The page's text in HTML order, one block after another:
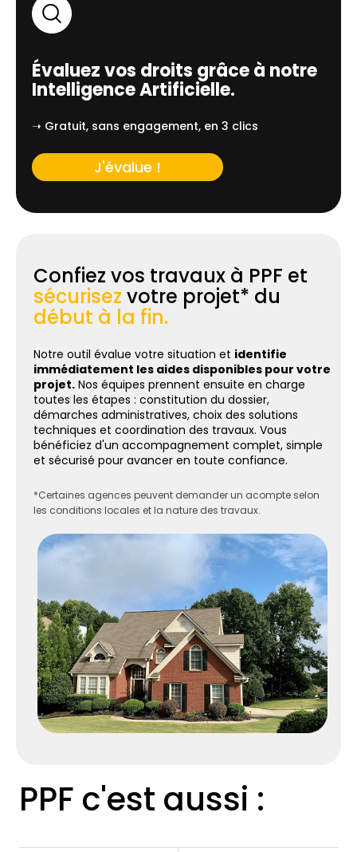
Évaluez vos droits grâce à notre
Intelligence Artificielle.
➝ Gratuit, sans engagement, en 3 clics
J'évalue !
Confiez vos travaux à PPF et
sécurisez votre projet* du
début à la fin.
Notre outil évalue votre situation et identifie
immédiatement les aides disponibles pour votre
projet. Nos équipes prennent ensuite en charge
toutes les étapes : constitution du dossier,
démarches administratives, choix des solutions
techniques et coordination des travaux. Vous
bénéficiez d'un accompagnement complet, simple
et sécurisé pour avancer en toute confiance.
*Certaines agences peuvent demander un acompte selon
les conditions locales et la nature des travaux.
PPF c'est aussi :